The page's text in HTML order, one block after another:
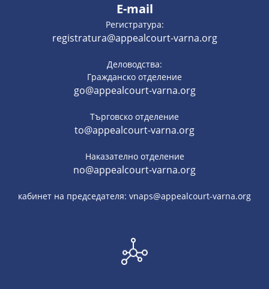
E-mail
Регистратура:
registratura@appealcourt-varna.org
Деловодства:
Гражданско отделение
go@appealcourt-varna.org
Търговско отделение
to@appealcourt-varna.org
Наказателно отделение
no@appealcourt-varna.org
кабинет на председателя: vnaps@appealcourt-varna.org